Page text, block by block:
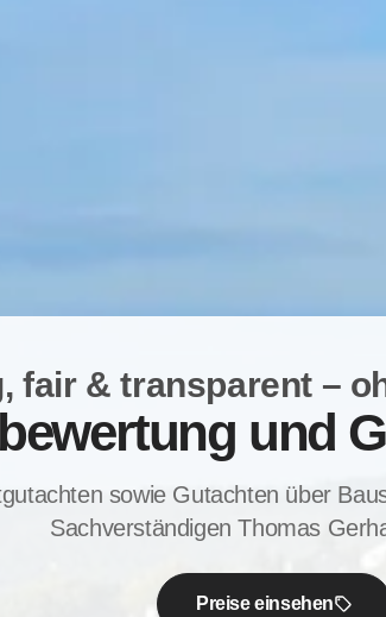
fair & transparent –
und
sowie Gutachten über
Sachverständigen Thomas
Preise einsehen